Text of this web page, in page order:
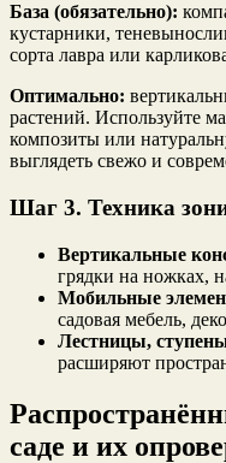
База (обязательно):
кустарники,
сорта лавра или
Оптимально:
растений. Используйте
композиты или
выглядеть свежо и
Шаг 3. Техника
Вертикальные
грядки на ножках,
Мобильные
садовая мебель,
Лестницы,
расширяют
саде и их